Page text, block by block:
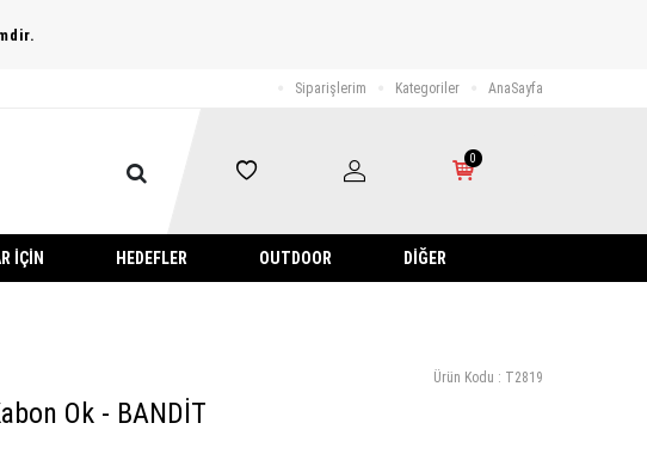
Siparişlerim Kategoriler AnaSayfa
0
İÇIN HEDEFLER OUTDOOR DIĞER
Ürün Kodu : T2819
Ok - BANDİT